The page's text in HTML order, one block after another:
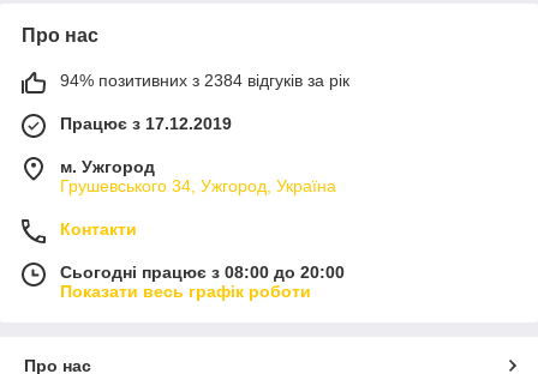
Про нас
94% позитивних з 2384 відгуків за рік
Працює з 17.12.2019
м. Ужгород
Грушевського 34, Ужгород, Україна
Контакти
Сьогодні працює з 08:00 до 20:00
Показати весь графік роботи
Про нас